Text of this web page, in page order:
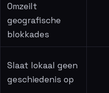
Omzeilt
geografische
blokkades
Slaat lokaal geen
geschiedenis op